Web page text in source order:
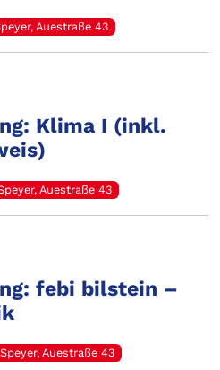
Auestraße 43
Klima I (inkl.
Auestraße 43
febi bilstein –
Speyer, Auestraße 43